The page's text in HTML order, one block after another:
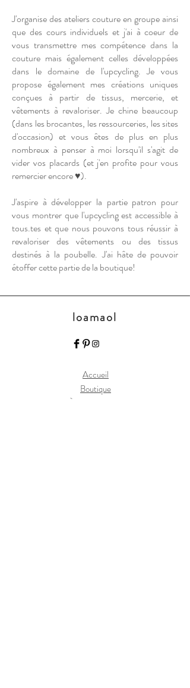
J'organise des ateliers couture en groupe ainsi
que des cours individuels et j'ai à coeur de
vous transmettre mes compétence dans la
couture mais également celles développées
dans le domaine de l'upcycling. Je vous
propose également mes créations uniques
conçues à partir de tissus, mercerie, et
vêtements à revaloriser. Je chine beaucoup
(dans les brocantes, les ressourceries, les sites
d'occasion) et vous êtes de plus en plus
nombreux à penser à moi lorsqu'il s'agit de
vider vos placards (et j'en profite pour vous
remercier encore ♥).
J'aspire à développer la partie patron pour
vous montrer que l'upcycling est accessible à
tous.tes et que nous pouvons tous réussir à
revaloriser des vêtements ou des tissus
destinés à la poubelle. J'ai hâte de pouvoir
étoffer cette partie de la boutique!
loamaol
Accueil
Boutique
À propos de moi